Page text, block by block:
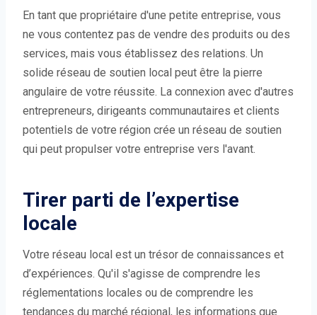
En tant que propriétaire d'une petite entreprise, vous
ne vous contentez pas de vendre des produits ou des
services, mais vous établissez des relations. Un
solide réseau de soutien local peut être la pierre
angulaire de votre réussite. La connexion avec d'autres
entrepreneurs, dirigeants communautaires et clients
potentiels de votre région crée un réseau de soutien
qui peut propulser votre entreprise vers l'avant.
Tirer parti de l’expertise
locale
Votre réseau local est un trésor de connaissances et
d’expériences. Qu'il s'agisse de comprendre les
réglementations locales ou de comprendre les
tendances du marché régional, les informations que